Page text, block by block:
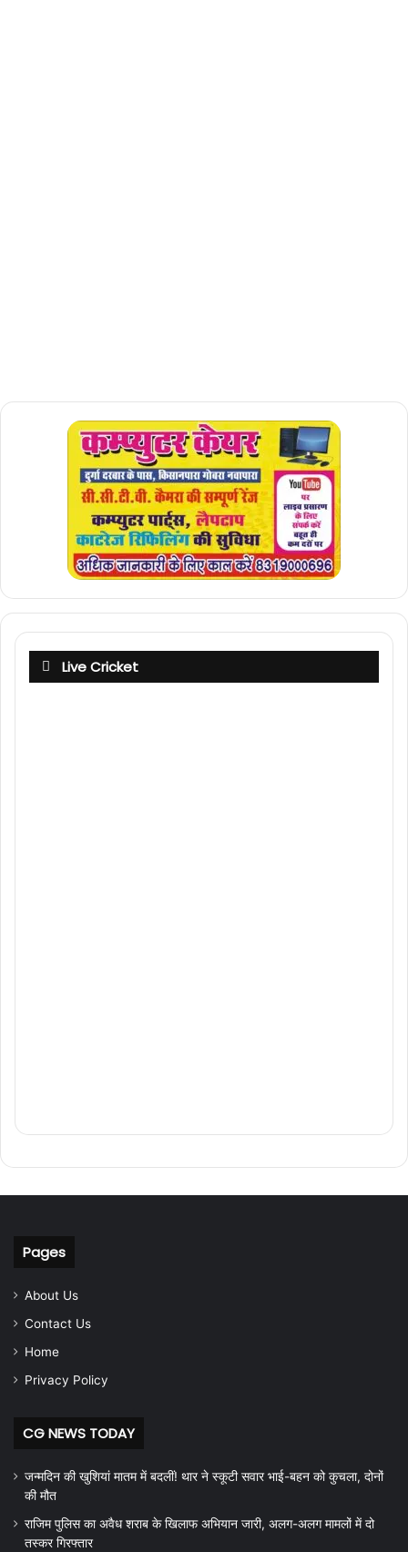
Live Cricket
Pages
About Us
Contact Us
Home
Privacy Policy
CG NEWS TODAY
जन्मदिन की खुशियां मातम में बदलीं! थार ने स्कूटी सवार भाई-बहन को कुचला, दोनों
की मौत
राजिम पुलिस का अवैध शराब के खिलाफ अभियान जारी, अलग-अलग मामलों में दो
तस्कर गिरफ्तार